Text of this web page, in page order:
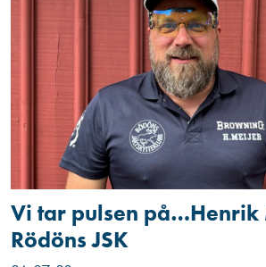
Vi tar pulsen på…Henrik
Rödöns JSK